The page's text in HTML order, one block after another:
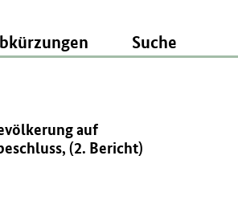
Suche
auf
(2. Bericht)